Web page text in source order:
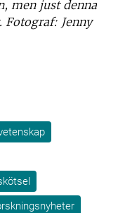
men just denna
Jenny